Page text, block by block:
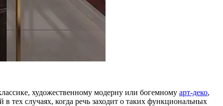
художественному модерну или богемному арт-деко,
случаях, когда речь заходит о таких функциональных